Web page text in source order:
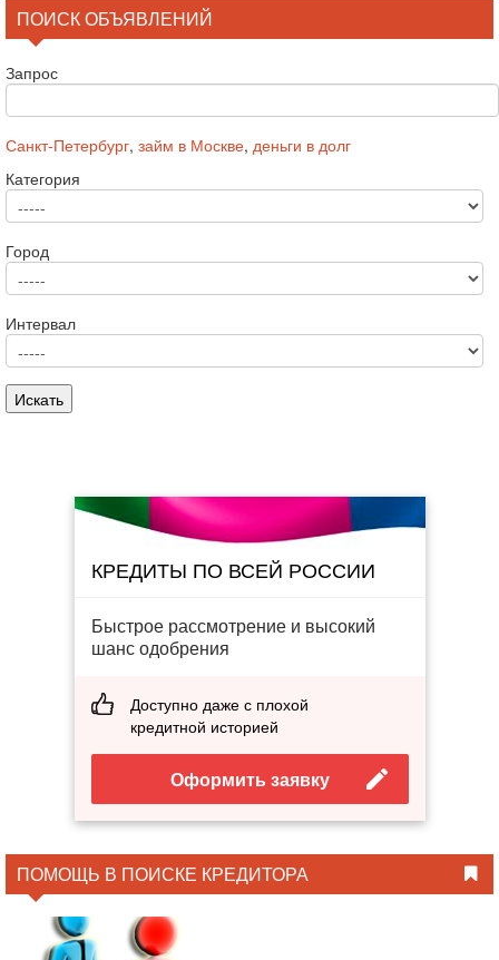
ПОИСК ОБЪЯВЛЕНИЙ
Запрос
Санкт-Петербург, займ в Москве, деньги в долг
Категория
Город
Интервал
КРЕДИТЫ ПО ВСЕЙ РОССИИ
Быстрое рассмотрение и высокий
шанс одобрения
Доступно даже с плохой
кредитной историей
Оформить заявку
ПОМОЩЬ В ПОИСКЕ КРЕДИТОРА